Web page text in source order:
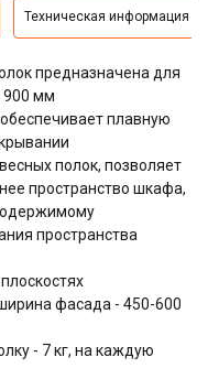
Техническая информация
предназначена для
900 мм
плавную
полок, позволяет
пространство шкафа,
пространства
фасада - 450-600
- 7 кг, на каждую